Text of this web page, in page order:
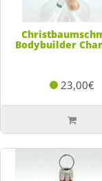
Bodybuilder
23,00€